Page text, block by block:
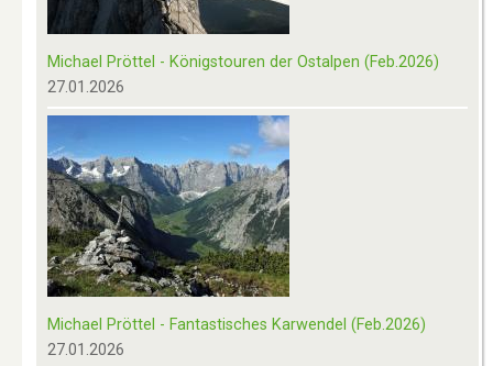
Michael Pröttel - Königstouren der Ostalpen (Feb.2026)
27.01.2026
Michael Pröttel - Fantastisches Karwendel (Feb.2026)
27.01.2026